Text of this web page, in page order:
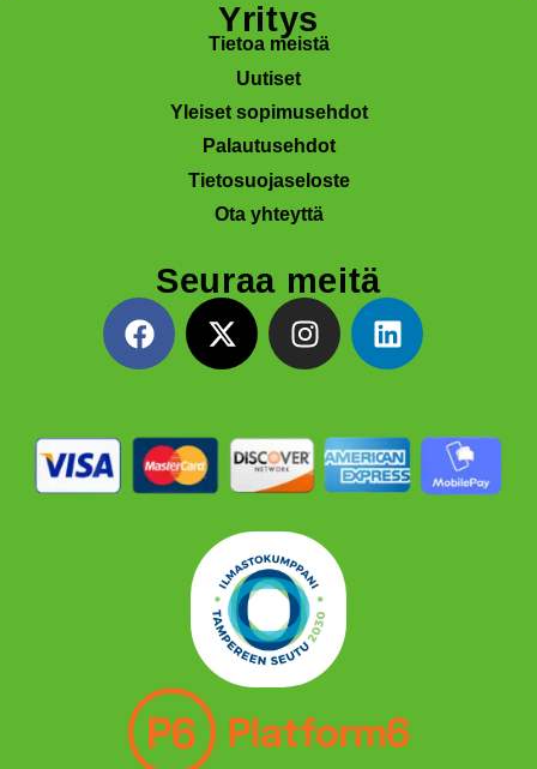
Yritys
Tietoa meistä
Uutiset
Yleiset sopimusehdot
Palautusehdot
Tietosuojaseloste
Ota yhteyttä
Seuraa meitä